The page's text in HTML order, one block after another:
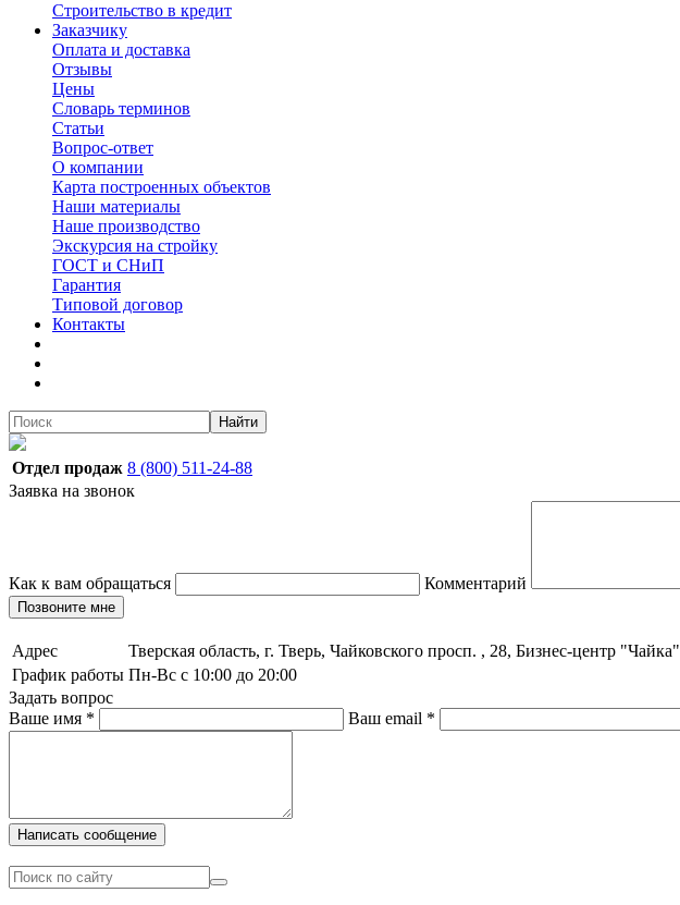
Строительство в кредит
Заказчику
Оплата и доставка
Отзывы
Цены
Словарь терминов
Статьи
Вопрос-ответ
О компании
Карта построенных объектов
Наши материалы
Наше производство
Экскурсия на стройку
ГОСТ и СНиП
Гарантия
Типовой договор
Контакты
Найти
Отдел продаж 8 (800) 511-24-88
Заявка на звонок
Как к вам обращаться Комментарий
Позвоните мне
Адрес
Тверская область, г. Тверь, Чайковского просп. , 28, Бизнес-центр "Чайка"
График работы Пн-Вс с 10:00 до 20:00
Задать вопрос
Ваше имя * Ваш email *
Написать сообщение